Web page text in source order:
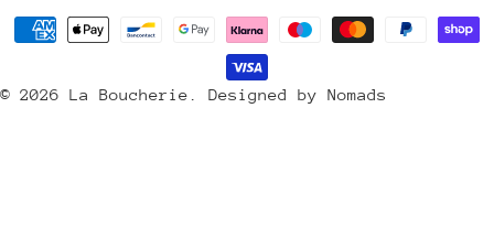
/
© 2026 La Boucherie Designed by Nomads
Méthodes
payement